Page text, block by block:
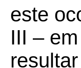
este
III –